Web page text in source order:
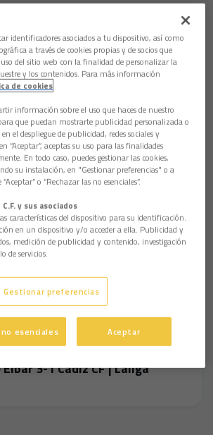
Eibar 3-1 Cádiz CF | Laliga
identificadores asociados a tu dispositivo, así como
a través de cookies propias y de socios que
del sitio web con la finalidad de personalizar la
y los contenidos. Para más información
de cookies
información sobre el uso que haces de nuestro
que puedan mostrarte publicidad personalizada o
el despliegue de publicidad, redes sociales y
“Aceptar”, aceptas su uso para las finalidades
En todo caso, puedes gestionar las cookies,
su instalación, en "Gestionar preferencias" o a
o “Rechazar las no esenciales”.
y sus asociados
características del dispositivo para su identificación.
en un dispositivo y/o acceder a ella. Publicidad y
medición de publicidad y contenido, investigación
de servicios.
Gestionar preferencias
esenciales Aceptar